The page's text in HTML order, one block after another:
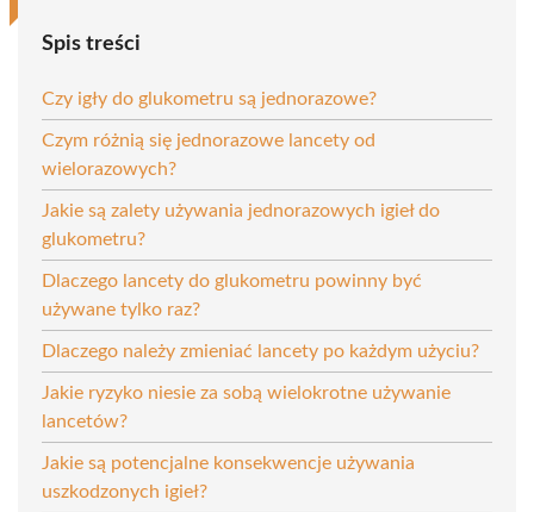
Spis treści
Czy igły do glukometru są jednorazowe?
Czym różnią się jednorazowe lancety od
wielorazowych?
Jakie są zalety używania jednorazowych igieł do
glukometru?
Dlaczego lancety do glukometru powinny być
używane tylko raz?
Dlaczego należy zmieniać lancety po każdym użyciu?
Jakie ryzyko niesie za sobą wielokrotne używanie
lancetów?
Jakie są potencjalne konsekwencje używania
uszkodzonych igieł?